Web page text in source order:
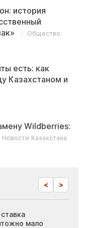
история
Общество
есть: как
Казахстаном и
Wildberries:
Новости Казахстана
< >
мало